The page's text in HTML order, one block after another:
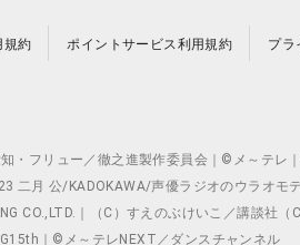
規約 ポイントサービス利用規約 プラ
フリュー／徹之進製作委員会｜©メ～テレ
二月 公/KADOKAWA/声優ラジオのウラオモ
｜（C）すえのぶけいこ／講談社（
｜©メ～テレNEXT／ダンスチャンネル